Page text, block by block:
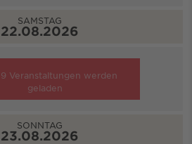
SAMSTAG
22.08.2026
9 Veranstaltungen werden
geladen
SONNTAG
23.08.2026